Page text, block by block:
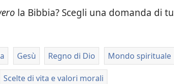
la Bibbia? Scegli una domanda di
Gesù Regno di Dio Mondo spirituale
Scelte di vita e valori morali